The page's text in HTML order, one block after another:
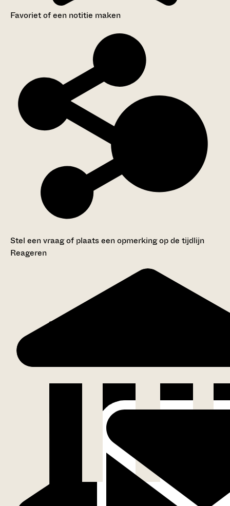
Favoriet of een notitie maken
Stel een vraag of plaats een opmerking op de tijdlijn
Reageren